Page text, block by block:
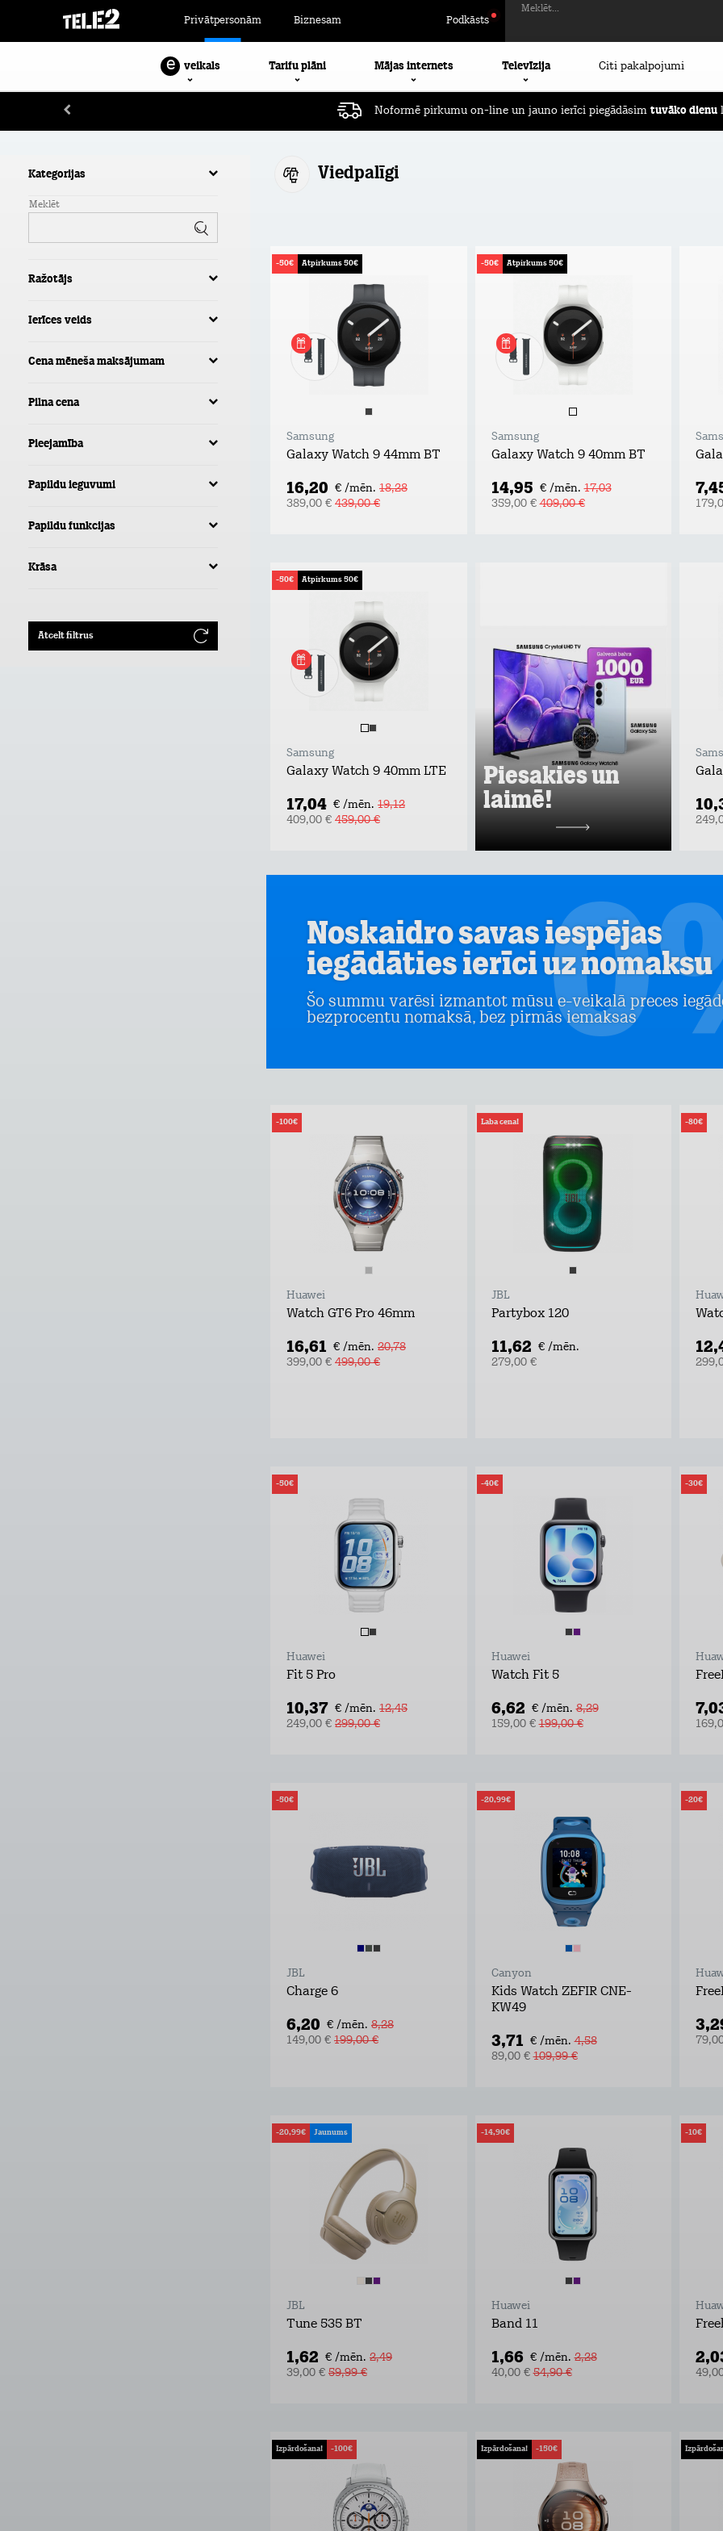
Privātpersonām Biznesam Podkāsts
Meklēt...
e veikals Tarifu plāni Mājas internets Televīzija Citi pakalpojumi
Pirmos 2 mēnešus ierīču apdrošināšanaBEZ MAKSAS!
Kategorijas
Meklēt
Ražotājs
Ierīces veids
Cena mēneša maksājumam
Pilna cena
Pieejamība
Papildu ieguvumi
Papildu funkcijas
Krāsa
Atcelt filtrus
Viedpalīgi
-50€ Atpirkums 50€
Samsung
Galaxy Watch 9 44mm BT
16,20 € /mēn. 18,28
389,00 € 439,00 €
-50€ Atpirkums 50€
Samsung
Galaxy Watch 9 40mm BT
14,95 € /mēn. 17,03
359,00 €409,00 €
-50€ Atpirkums 50€
Samsung
Galaxy Watch 9 40mm LTE
17,04 € /mēn. 19,12
409,00 € 459,00 €
Piesakies un
laimē!
piedāvājumus pie Tele2 un
piedalies vērtīgu baltvu izlozē!
Uzzināt vairāk
Noskaidro savas iespējas
iegādāties ierīci uz nomaksu
Šo summu varēsi izmantot mūsu e-veikalā preces
bezprocentu nomaksā, bez pirmās iemaksas
-100€
Huawei
Watch GT6 Pro 46mm
16,61 € /mēn. 20,78
399,00 € 499,00 €
Laba cena!
JBL
Partybox 120
11,62 € /mēn.
279,00 €
-80€
-50€
Huawei
Fit 5 Pro
10,37 € /mēn. 12,45
249,00 € 299,00 €
-40€
Huawei
Watch Fit 5
6,62 € /mēn. 8,29
159,00 €199,00 €
-30€
-50€
JBL
Charge 6
6,20 € /mēn. 8,28
149,00 € 199,00 €
-20,99€
Canyon
Kids Watch ZEFIR CNE-
KW49
3,71 € /mēn. 4,58
89,00 €109,99 €
-20€
-20,99€ Jaunums
JBL
Tune 535 BT
1,62 € /mēn. 2,49
39,00 € 59,99 €
-14,90€
Huawei
Band 11
1,66 € /mēn. 2,28
40,00 €54,90 €
-10€
Izpārdošana! -100€ Izpārdošana! -150€